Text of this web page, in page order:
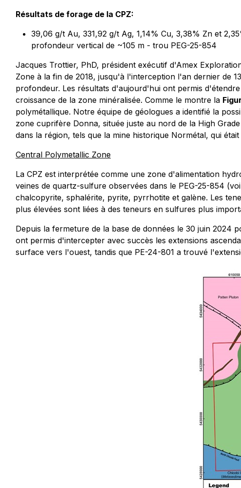
Résultats de forage de la CPZ:
39,06 g/t Au, 331,92 g/t Ag, 1,14% Cu, 3,38% Zn et
profondeur vertical de ~105 m - trou PEG-25-854
Jacques Trottier, PhD, président exécutif d'Amex
Zone à la fin de 2018, jusqu'à l'interception l'an dernier de
profondeur. Les résultats d'aujourd'hui ont permis
croissance de la zone minéralisée. Comme le montre la
polymétallique. Notre équipe de géologues a identifié la
zone cuprifère Donna, située juste au nord de la High
dans la région, tels que la mine historique Normétal, qui
Central Polymetallic Zone
La CPZ est interprétée comme une zone d'alimentation
veines de quartz-sulfure observées dans le PEG-25-854
chalcopyrite, sphalérite, pyrite, pyrrhotite et galène. Les
plus élevées sont liées à des teneurs en sulfures plus
Depuis la fermeture de la base de données le 30 juin 2024
ont permis d'intercepter avec succès les extensions
surface vers l'ouest, tandis que PE-24-801 a trouvé